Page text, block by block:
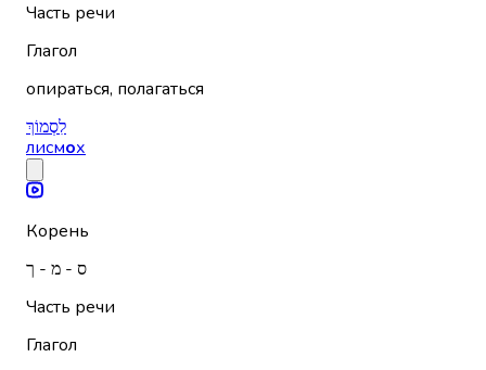
Часть речи
Глагол
опираться, полагаться
לִסְמוֹךְ
лисмох
Корень
ס - מ - ך
Часть речи
Глагол